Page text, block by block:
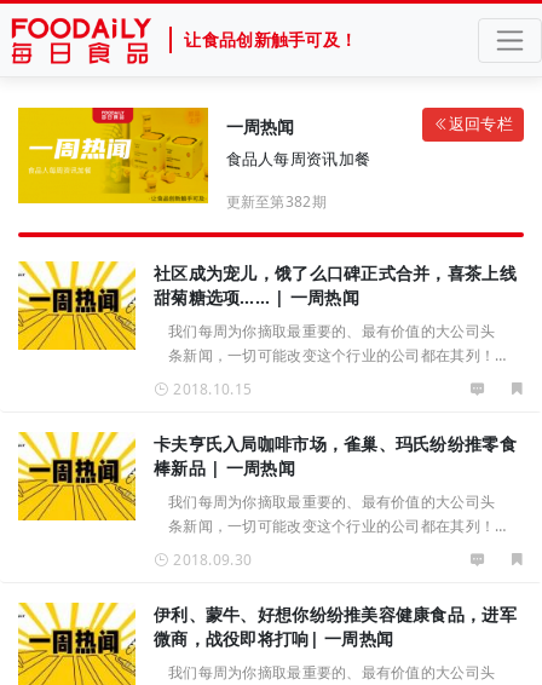
让食品创新触手可及！
返回专栏
一周热闻
食品人每周资讯加餐
更新至第382期
社区成为宠儿，饿了么口碑正式合并，喜茶上线
甜菊糖选项…… | 一周热闻
我们每周为你摘取最重要的、最有价值的大公司头
条新闻，一切可能改变这个行业的公司都在其列！
重磅新闻或新品推荐请联系Zoey（ID：
2018.10.15
卡夫亨氏入局咖啡市场，雀巢、玛氏纷纷推零食
棒新品 | 一周热闻
我们每周为你摘取最重要的、最有价值的大公司头
条新闻，一切可能改变这个行业的公司都在其列！
重磅新闻或新品推荐请联系Zoey（ID：
2018.09.30
伊利、蒙牛、好想你纷纷推美容健康食品，进军
微商，战役即将打响| 一周热闻
我们每周为你摘取最重要的、最有价值的大公司头